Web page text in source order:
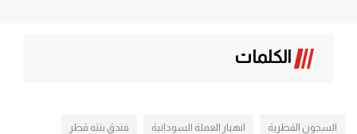
الكلمات
السجون القطرية انهيار العملة السودانية فندق بنته قطر